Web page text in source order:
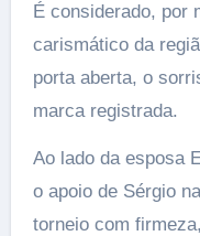
É considerado, por
carismático da
porta aberta, o
marca registrada.
Ao lado da esposa
o apoio de Sérgio
torneio com